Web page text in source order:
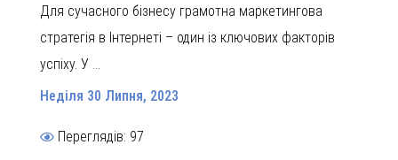
Для сучасного бізнесу грамотна маркетингова
стратегія в Інтернеті – один із ключових факторів
успіху. У ...
Неділя 30 Липня, 2023
Переглядів: 97